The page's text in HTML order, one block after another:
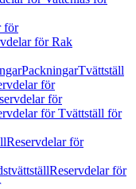
för
för Rak
PackningarTvättställ
för
för
för Tvättställ för
Reservdelar för
Reservdelar för